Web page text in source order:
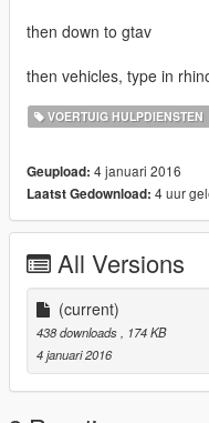
then down to gtav
then vehicles, type in
VOERTUIG HULPDIENSTEN
Geupload: 4 januari 2016
Laatst Gedownload: 4 uur
All Versions
(current)
438 downloads
, 174 KB
4 januari 2016